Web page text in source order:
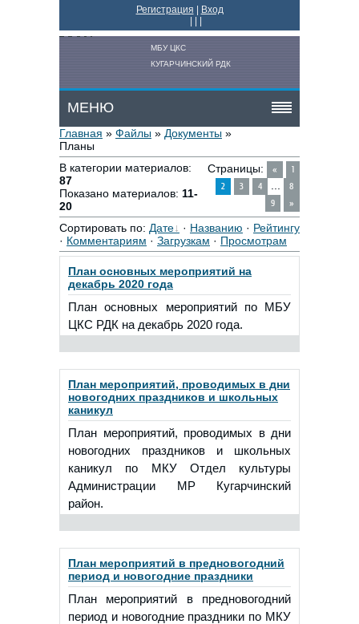
Регистрация
Вход
МБУ ЦКС
КУГАРЧИНСКИЙ РДК
МЕНЮ
Главная » Файлы » Документы »
Планы
В категории материалов:
87
Показано материалов: 11-
20
Страницы: «
1
2
3 4
8
9
»
Сортировать по: Дате · Названию · Рейтингу
· Комментариям · Загрузкам · Просмотрам
План основных мероприятий на
декабрь 2020 года
План основных мероприятий по МБУ
ЦКС РДК на декабрь 2020 года.
План мероприятий, проводимых в дни
новогодних праздников и школьных
каникул
План мероприятий, проводимых в дни
новогодних праздников и школьных
каникул по МКУ Отдел культуры
Администрации МР Кугарчинский
район.
План мероприятий в предновогодний
период и новогодние праздники
План мероприятий в предновогодний
период и новогодние праздники по МКУ